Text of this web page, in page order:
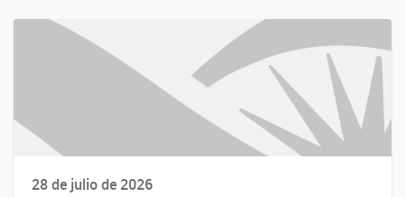
28 de julio de 2026